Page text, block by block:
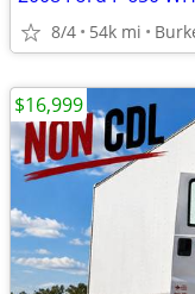
8/4 54k mi
$16,999